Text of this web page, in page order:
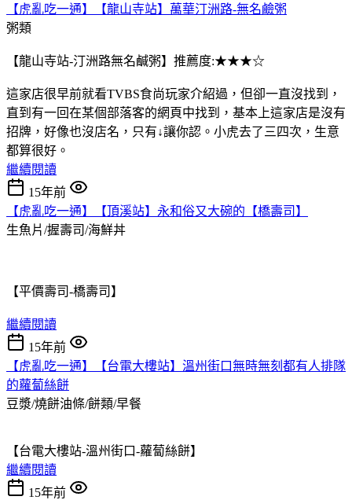
【虎亂吃一通】【龍山寺站】萬華汀洲路-無名鹼粥
粥類
【龍山寺站-汀洲路無名鹹粥】推薦度:★★★☆
這家店很早前就看TVBS食尚玩家介紹過，但卻一直沒找到，
直到有一回在某個部落客的網頁中找到，基本上這家店是沒有
招牌，好像也沒店名，只有↓讓你認。小虎去了三四次，生意
都算很好。
繼續閱讀
15年前
【虎亂吃一通】【頂溪站】永和俗又大碗的【橋壽司】
生魚片/握壽司/海鮮丼
【平價壽司-橋壽司】
繼續閱讀
15年前
【虎亂吃一通】【台電大樓站】溫州街口無時無刻都有人排隊
的蘿蔔絲餅
豆漿/燒餅油條/餅類/早餐
【台電大樓站-溫州街口-蘿蔔絲餅】
繼續閱讀
15年前